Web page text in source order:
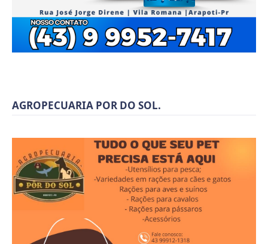
AGROPECUARIA POR DO SOL.